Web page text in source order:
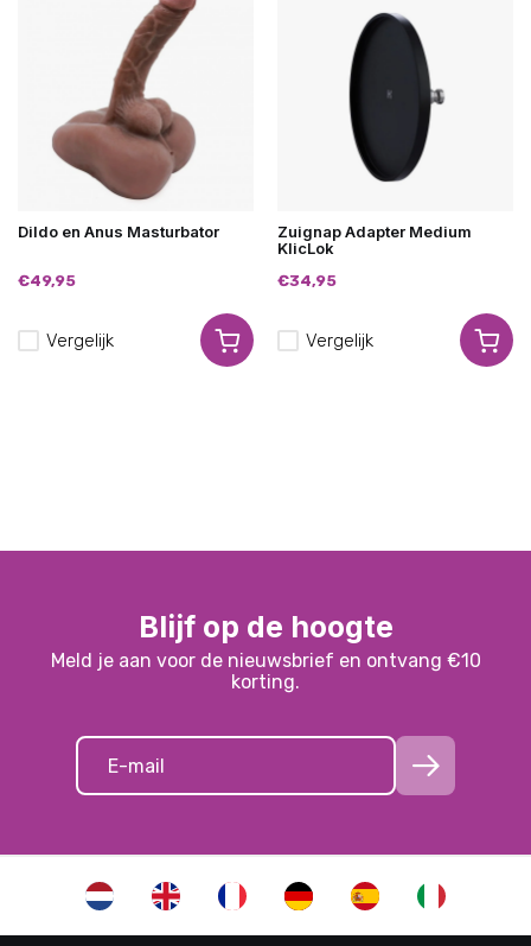
Dildo en Anus Masturbator
€49,95
Vergelijk
Zuignap Adapter Medium
KlicLok
€34,95
Vergelijk
Blijf op de hoogte
Meld je aan voor de nieuwsbrief en ontvang €10
korting.